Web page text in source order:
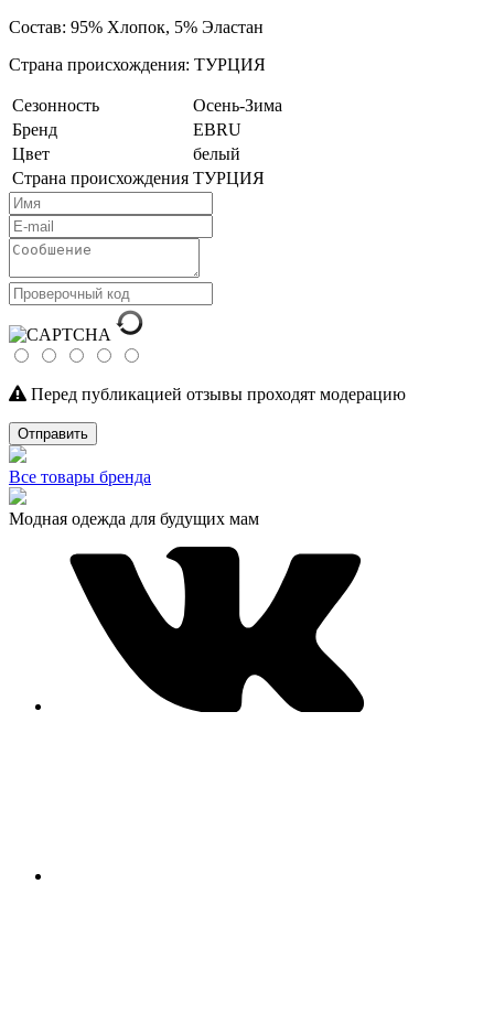
Состав: 95% Хлопок, 5% Эластан
Страна происхождения: ТУРЦИЯ
Сезонность
Осень-Зима
Бренд
EBRU
Цвет
белый
Страна происхождения ТУРЦИЯ
Перед публикацией отзывы проходят модерацию
Отправить
Все товары бренда
Модная одежда для будущих мам